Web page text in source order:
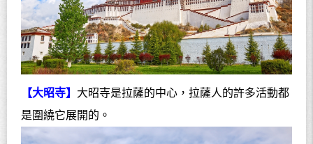
【大昭寺】 大昭寺是拉薩的中心，拉薩人的許多活動都
是圍繞它展開的。